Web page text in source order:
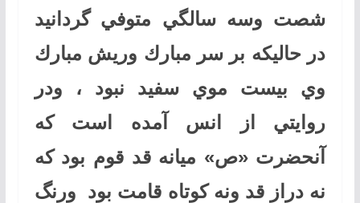
شصت وسه سالگي متوفي گردانيد
در حاليكه بر سر مبارك وريش مبارك
وي بيست موي سفيد نبود ، ودر
روايتي از انس آمده است كه
آنحضرت «ص» ميانه قد قوم بود كه
نه دراز قد ونه كوتاه قامت بود ورنگ